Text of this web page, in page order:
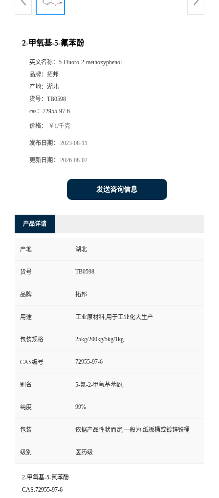
2-甲氧基-5-氟苯酚
英文名称： 5-Fluoro-2-methoxyphenol
品牌： 拓邦
产地： 湖北
货号： TB0598
cas： 72955-97-6
价格： ￥1/千克
发布日期： 2023-08-11
更新日期： 2026-08-07
发送咨询信息
产品详请
产地 湖北
货号 TB0598
品牌 拓邦
用途 工业原材料,用于工业化大生产
包装规格 25kg/200kg/5kg/1kg
CAS编号 72955-97-6
别名 5-氟-2-甲氧基苯酚;
纯度 99%
包装 依据产品性状而定,一般为:纸板桶或镀锌铁桶
级别 医药级
2-甲氧基-5-氟苯酚
CAS:72955-97-6